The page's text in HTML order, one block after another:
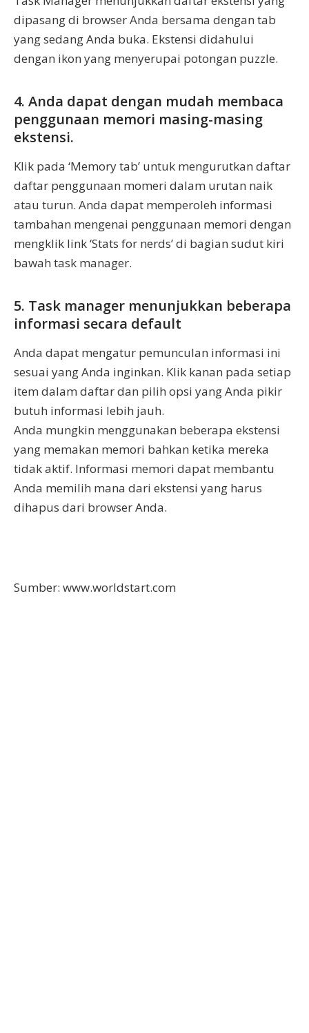
dipasang di browser Anda bersama dengan tab
yang sedang Anda buka. Ekstensi didahului
dengan ikon yang menyerupai potongan puzzle.
4. Anda dapat dengan mudah membaca
penggunaan memori masing-masing
ekstensi.
Klik pada ‘Memory tab’ untuk mengurutkan daftar
daftar penggunaan momeri dalam urutan naik
atau turun. Anda dapat memperoleh informasi
tambahan mengenai penggunaan memori dengan
mengklik link ‘Stats for nerds’ di bagian sudut kiri
bawah task manager.
5. Task manager menunjukkan beberapa
informasi secara default
Anda dapat mengatur pemunculan informasi ini
sesuai yang Anda inginkan. Klik kanan pada setiap
item dalam daftar dan pilih opsi yang Anda pikir
butuh informasi lebih jauh.
Anda mungkin menggunakan beberapa ekstensi
yang memakan memori bahkan ketika mereka
tidak aktif. Informasi memori dapat membantu
Anda memilih mana dari ekstensi yang harus
dihapus dari browser Anda.
Sumber: www.worldstart.com